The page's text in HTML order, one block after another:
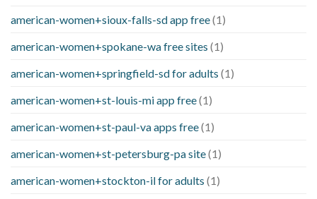
american-women+sioux-falls-sd app free(1)
american-women+spokane-wa free sites (1)
american-women+springfield-sd for adults (1)
american-women+st-louis-mi app free(1)
american-women+st-paul-va apps free(1)
american-women+st-petersburg-pa site(1)
american-women+stockton-il for adults (1)